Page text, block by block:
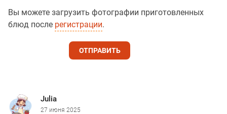
Вы можете загрузить фотографии приготовленных
блюд после регистрации.
ОТПРАВИТЬ
Julia
27 июня 2025